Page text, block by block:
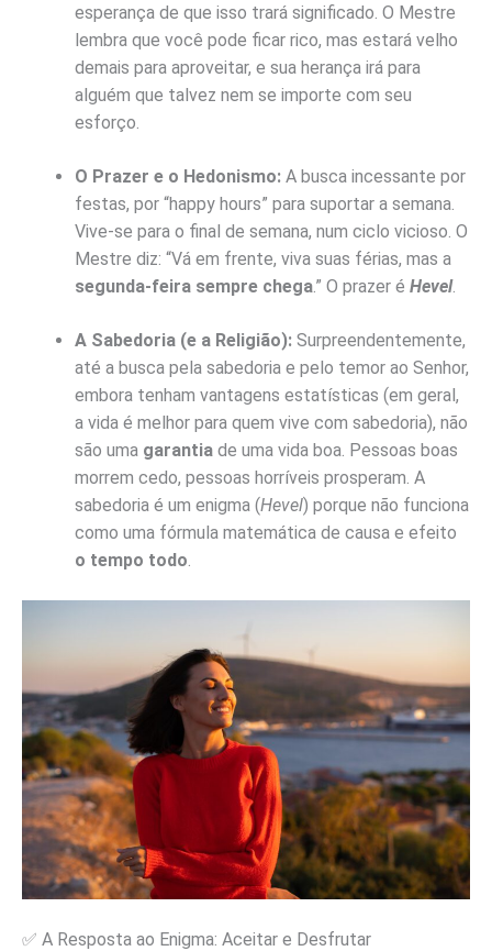
esperança de que isso trará significado. O Mestre
lembra que você pode ficar rico, mas estará velho
demais para aproveitar, e sua herança irá para
alguém que talvez nem se importe com seu
esforço.
O Prazer e o Hedonismo: A busca incessante por
festas, por “happy hours” para suportar a semana.
Vive-se para o final de semana, num ciclo vicioso. O
Mestre diz: “Vá em frente, viva suas férias, mas a
segunda-feira sempre chega.” O prazer é Hevel.
A Sabedoria (e a Religião): Surpreendentemente,
até a busca pela sabedoria e pelo temor ao Senhor,
embora tenham vantagens estatísticas (em geral,
a vida é melhor para quem vive com sabedoria), não
são uma garantia de uma vida boa. Pessoas boas
morrem cedo, pessoas horríveis prosperam. A
sabedoria é um enigma (Hevel) porque não funciona
como uma fórmula matemática de causa e efeito
o tempo todo
✅ A Resposta ao Enigma: Aceitar e Desfrutar